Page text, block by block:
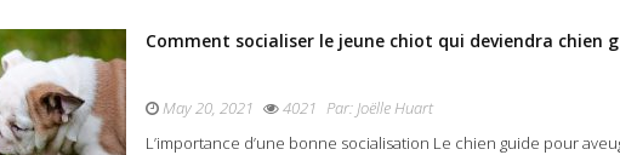
Comment socialiser le jeune chiot qui deviendra chien
May 20, 2021 4021 Par: Joëlle Huart
L’importance d’une bonne socialisation Le chien guide pour